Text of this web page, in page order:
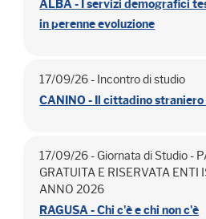
ALBA - I servizi demografici
in perenne evoluzione
17/09/26 - Incontro di studio
CANINO - Il cittadino
17/09/26 - Giornata di Studio -
GRATUITA E RISERVATA ENTI
ANNO 2026
RAGUSA - Chi c'è e chi non c'è